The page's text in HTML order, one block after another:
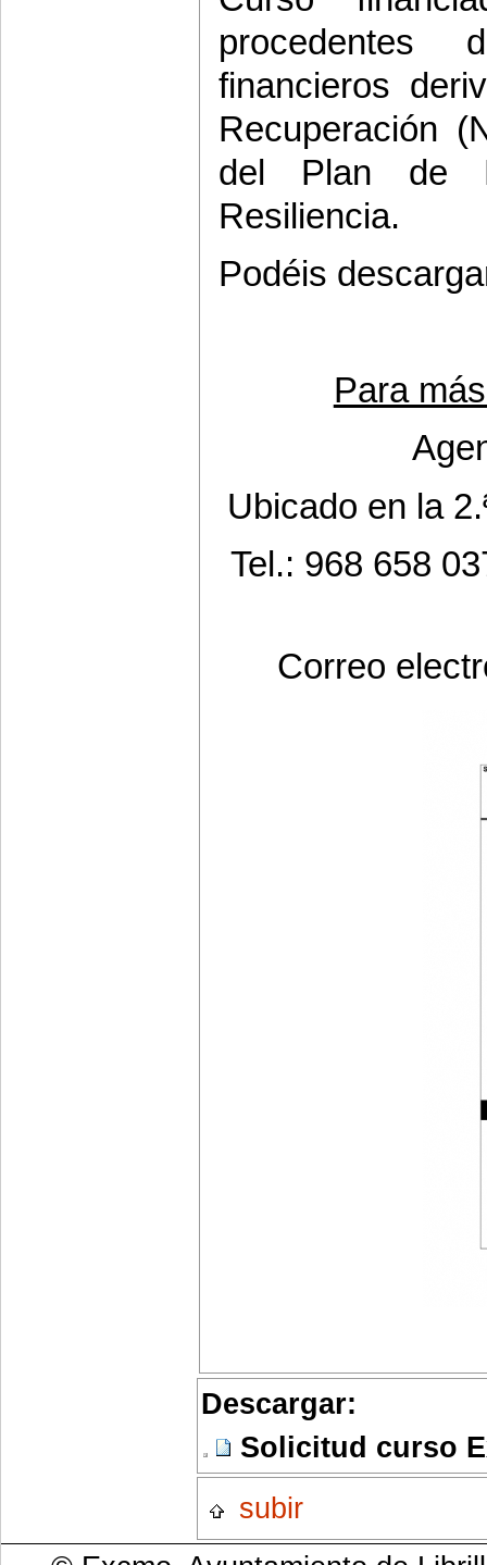
procedentes
financieros
Recuperación
del Plan de
Resiliencia.
Podéis
Para
Ubicado en la
Tel.: 968 658
Correo
Descargar:
Solicitud curso
subir